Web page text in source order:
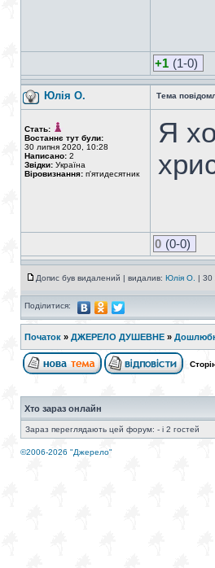
+1 (1-0)
Юлія О. Тема
Стать:
Востаннє тут були:
30 липня 2020, 10:28
Написано: 2
Звідки: Україна
Віровизнання: п'ятидесятник
Я
0 (0-0)
Допис був видалений | видалив: Юлія О. | 30
Поділитися:
Початок » ДЖЕРЕЛО ДУШЕВНЕ »
Хто зараз онлайн
Зараз переглядають цей форум: - і 2 гостей
©2006-2026 "Джерело"